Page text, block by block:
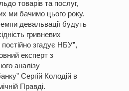
товарів та послуг,
ми бачимо цього року.
девальвації будуть
гривневих
згадує НБУ”,
експерт з
аналізу
Сергій Колодій в
Правді.